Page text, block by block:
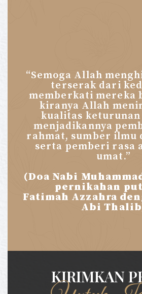
“Semoga Allah
terserak dari
memberkati mereka
kiranya Allah
kualitas keturunan
menjadikannya
rahmat, sumber ilmu
serta pemberi rasa
umat.”
(Doa Nabi
pernikahan
Fatimah Azzahra
Abi
KIRIMKAN